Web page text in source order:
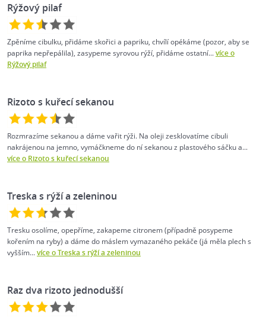
Rýžový pilaf
Zpěníme cibulku, přidáme skořici a papriku, chvílí opékáme (pozor, aby se
paprika nepřepálila), zasypeme syrovou rýží, přidáme ostatní...více o
Rýžový pilaf
Rizoto s kuřecí sekanou
Rozmrazíme sekanou a dáme vařit rýži. Na oleji zesklovatíme cibuli
nakrájenou na jemno, vymáčkneme do ní sekanou z plastového sáčku a...
více o Rizoto s kuřecí sekanou
Treska s rýží a zeleninou
Tresku osolíme, opepříme, zakapeme citronem (případně posypeme
kořením na ryby) a dáme do máslem vymazaného pekáče (já měla plech s
vyšším...více o Treska s rýží a zeleninou
Raz dva rizoto jednodušší